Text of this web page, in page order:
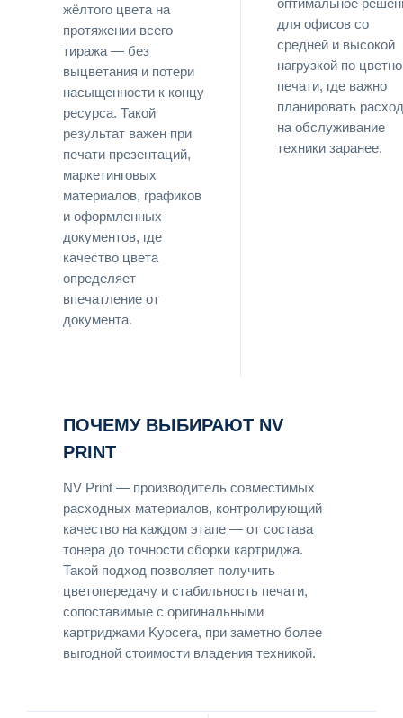
жёлтого цвета на
протяжении всего
тиража — без
выцветания и потери
насыщенности к концу
ресурса. Такой
результат важен при
печати презентаций,
маркетинговых
материалов, графиков
и оформленных
документов, где
качество цвета
определяет
впечатление от
документа.
оптимальное
для офисов со
средней и высокой
нагрузкой по
печати, где важно
планировать
на обслуживание
техники заранее.
ПОЧЕМУ ВЫБИРАЮТ NV
PRINT
NV Print — производитель совместимых
расходных материалов, контролирующий
качество на каждом этапе — от состава
тонера до точности сборки картриджа.
Такой подход позволяет получить
цветопередачу и стабильность печати,
сопоставимые с оригинальными
картриджами Kyocera, при заметно более
выгодной стоимости владения техникой.